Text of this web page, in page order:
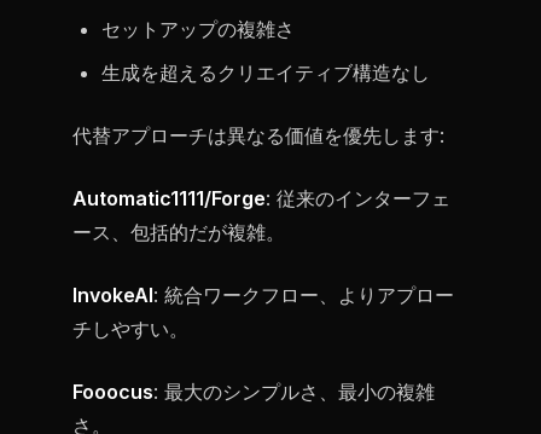
セットアップの複雑さ
生成を超えるクリエイティブ構造なし
代替アプローチは異なる価値を優先します:
Automatic1111/Forge: 従来のインターフェ
ース、包括的だが複雑。
InvokeAI: 統合ワークフロー、よりアプロー
チしやすい。
Fooocus: 最大のシンプルさ、最小の複雑
さ。